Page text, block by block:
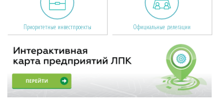
Приоритетные инвестпроекты Официальные делегации